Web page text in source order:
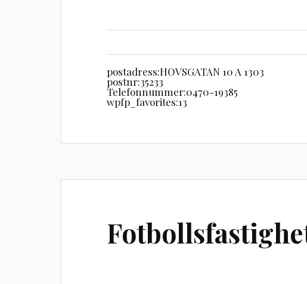
postadress:HOVSGATAN 10 A 1303
postnr:35233
Telefonnummer:0470-19385
wpfp_favorites:13